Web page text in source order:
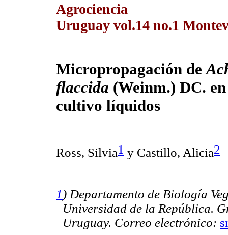
Agrociencia
Uruguay vol.14 no.1
Micropropagación de
flaccida (Weinm.) DC.
cultivo líquidos
Ross, Silvia1 y Castillo, Alicia2
1) Departamento de Biología
Universidad de la República.
Uruguay. Correo electrónico: